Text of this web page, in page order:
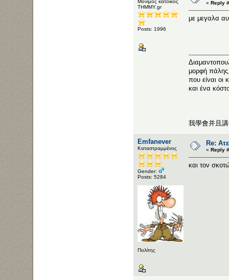
Μόνιμος κάτοικος
ΤΗΜΜΥ.gr
Posts: 1996
« Reply
με μεγαλα
μορφή
που είναι οι
και ένα
我學會并且
Emfanever
Καταστραμμένος
Gender:
Posts: 5284
Πολίτης
Re:
« Reply
και τον